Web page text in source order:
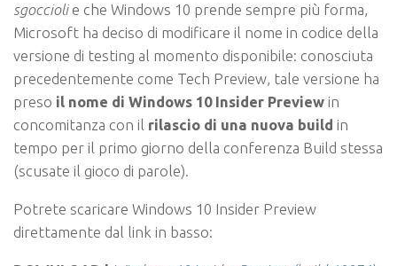
sgocciolie che Windows 10 prende sempre più forma,
Microsoft ha deciso di modificare il nome in codice della
versione di testing al momento disponibile: conosciuta
precedentemente come Tech Preview, tale versione ha
preso il nome di Windows 10 Insider Preview in
concomitanza con il rilascio di una nuova build in
tempo per il primo giorno della conferenza Build stessa
(scusate il gioco di parole).
Potrete scaricare Windows 10 Insider Preview
direttamente dal link in basso: